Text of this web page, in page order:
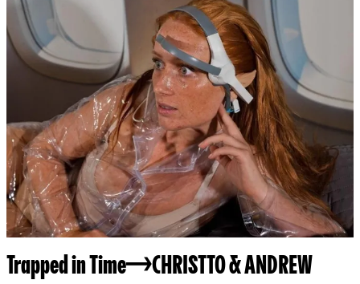
Trapped in Time CHRISTTO & ANDREW